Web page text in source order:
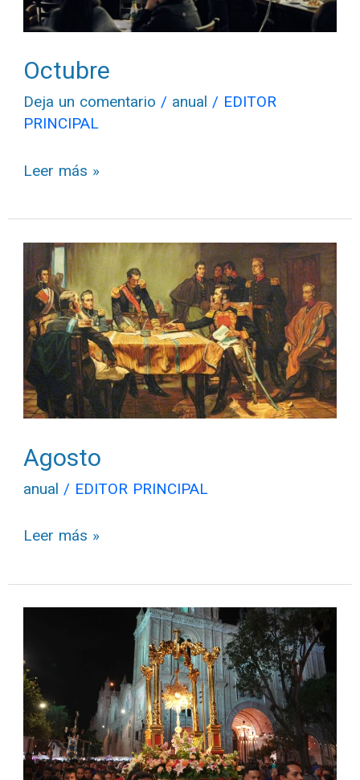
Octubre
Deja un comentario / anual / EDITOR
PRINCIPAL
Leer más »
Agosto
anual / EDITOR PRINCIPAL
Agosto
Leer más »